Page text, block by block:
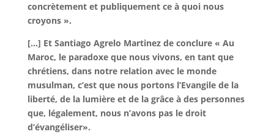
concrètement et publiquement ce à quoi nous
croyons ».
[…] Et Santiago Agrelo Martinez de conclure « Au
Maroc, le paradoxe que nous vivons, en tant que
chrétiens, dans notre relation avec le monde
musulman, c’est que nous portons l’Evangile de la
liberté, de la lumière et de la grâce à des personnes
que, légalement, nous n’avons pas le droit
d’évangéliser».